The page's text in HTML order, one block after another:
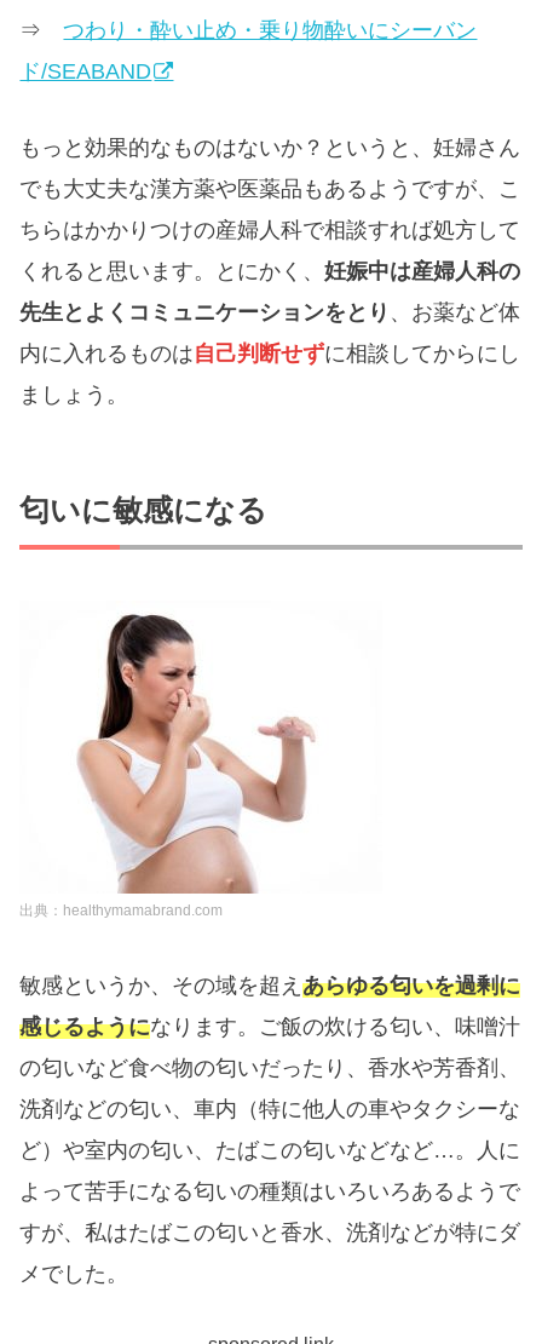
⇒つわり・酔い止め・乗り物酔いにシーバン
ド/SEABAND
もっと効果的なものはないか？というと、妊婦さん
でも大丈夫な漢方薬や医薬品もあるようですが、こ
ちらはかかりつけの産婦人科で相談すれば処方して
くれると思います。とにかく、妊娠中は産婦人科の
先生とよくコミュニケーションをとり 、お薬など体
内に入れるものは自己判断せずに相談してからにし
ましょう。
匂いに敏感になる
出典：healthymamabrand.com
敏感というか、その域を超えあらゆる匂いを過剰に
感じるようになります。ご飯の炊ける匂い、味噌汁
の匂いなど食べ物の匂いだったり、香水や芳香剤、
洗剤などの匂い、車内（特に他人の車やタクシーな
ど）や室内の匂い、たばこの匂いなどなど…。人に
よって苦手になる匂いの種類はいろいろあるようで
すが、私はたばこの匂いと香水、洗剤などが特にダ
メでした。